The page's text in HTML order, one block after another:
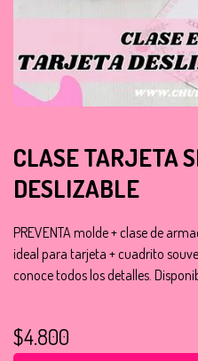
CLASE TARJETA
DESLIZABLE
PREVENTA molde + clase de
ideal para tarjeta + cuadrito
conoce todos los detalles.
$4.800